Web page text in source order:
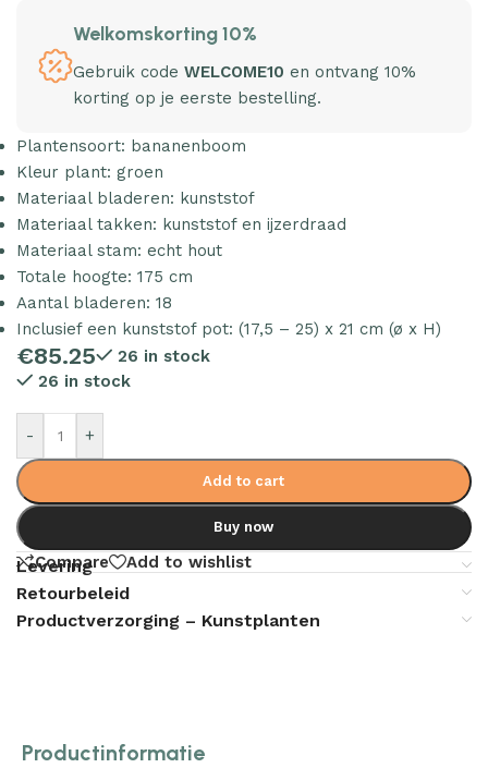
Welkomskorting 10%
Gebruik code WELCOME10 en ontvang 10%
korting op je eerste bestelling.
Plantensoort: bananenboom
Kleur plant: groen
Materiaal bladeren: kunststof
Materiaal takken: kunststof en ijzerdraad
Materiaal stam: echt hout
Totale hoogte: 175 cm
Aantal bladeren: 18
Inclusief een kunststof pot: (17,5 – 25) x 21 cm (ø x H)
€85.25
26 in stock
26 in stock
- +
Add to cart
Buy now
Compare Add to wishlist
Levering
Retourbeleid
Productverzorging – Kunstplanten
Productinformatie